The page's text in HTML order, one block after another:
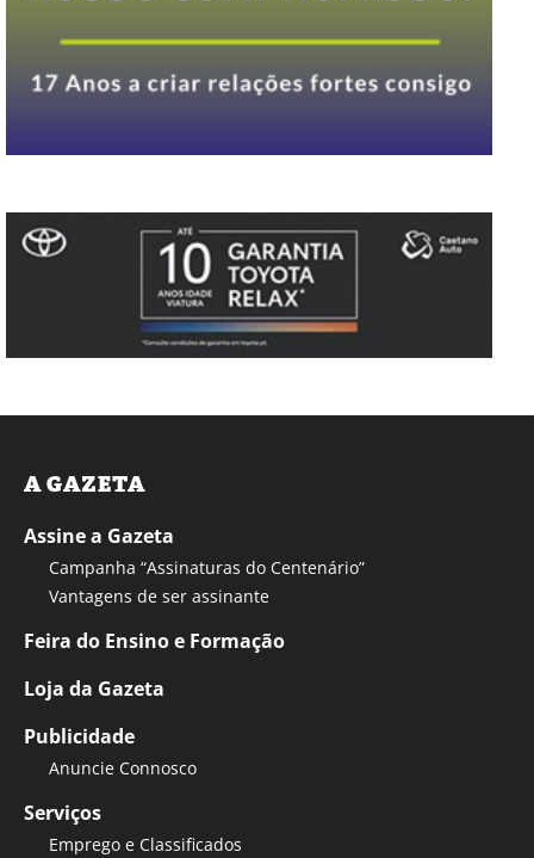
A GAZETA
Assine a Gazeta
Campanha “Assinaturas do Centenário”
Vantagens de ser assinante
Feira do Ensino e Formação
Loja da Gazeta
Publicidade
Anuncie Connosco
Serviços
Emprego e Classificados